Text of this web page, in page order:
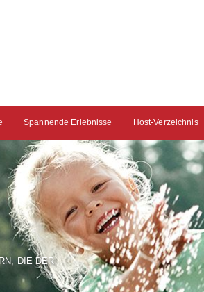
Spannende Erlebnisse Host-Verzeichnis
DIE DER